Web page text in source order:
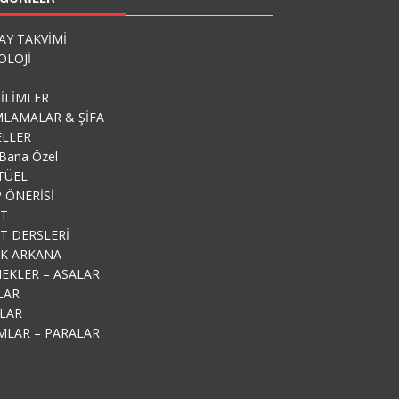
TAKVİMİ
& ŞİFA
Özel
ÖNERİSİ
DERSLERİ
ARKANA
– ASALAR
– PARALAR